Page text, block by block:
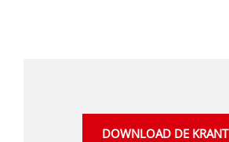
DOWNLOAD DE KRANT